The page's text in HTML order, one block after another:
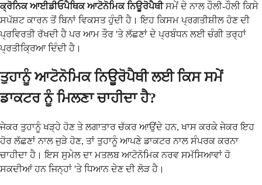
ਕ੍ਰੋਨਿਕ ਆਈਡੀਓਪੈਥਿਕ ਆਟੋਨੋਮਿਕ ਨਿਊਰੋਪੈਥੀਸਮੇਂ ਦੇ ਨਾਲ ਹੌਲੀ-ਹੌਲੀ ਕਿਸੇ
ਸਪੱਸ਼ਟ ਕਾਰਨ ਤੋਂ ਬਿਨਾਂ ਵਿਕਸਤ ਹੁੰਦੀ ਹੈ। ਇਹ ਕਿਸਮ ਪ੍ਰਗਤੀਸ਼ੀਲ ਹੋਣ ਦੀ
ਪ੍ਰਵਿਰਤੀ ਰੱਖਦੀ ਹੈ ਪਰ ਆਮ ਤੌਰ 'ਤੇ ਲੱਛਣਾਂ ਦੇ ਪ੍ਰਬੰਧਨ ਲਈ ਚੰਗੀ ਤਰ੍ਹਾਂ
ਪ੍ਰਤੀਕ੍ਰਿਆ ਦਿੰਦੀ ਹੈ।
ਤੁਹਾਨੂੰ ਆਟੋਨੋਮਿਕ ਨਿਊਰੋਪੈਥੀ ਲਈ ਕਿਸ ਸਮੇਂ
ਡਾਕਟਰ ਨੂੰ ਮਿਲਣਾ ਚਾਹੀਦਾ ਹੈ?
ਜੇਕਰ ਤੁਹਾਨੂੰ ਖੜ੍ਹੇ ਹੋਣ ਤੇ ਲਗਾਤਾਰ ਚੱਕਰ ਆਉਂਦੇ ਹਨ, ਖਾਸ ਕਰਕੇ ਜੇਕਰ ਇਹ
ਹੋਰ ਲੱਛਣਾਂ ਨਾਲ ਜੁੜੇ ਹੋਣ, ਤਾਂ ਤੁਹਾਨੂੰ ਆਪਣੇ ਡਾਕਟਰ ਨਾਲ ਸੰਪਰਕ ਕਰਨਾ
ਚਾਹੀਦਾ ਹੈ। ਇਸ ਸੁਮੇਲ ਦਾ ਮਤਲਬ ਆਟੋਨੋਮਿਕ ਨਰਵ ਸਮੱਸਿਆਵਾਂ ਹੋ
ਸਕਦੀਆਂ ਹਨ ਜਿਨ੍ਹਾਂ 'ਤੇ ਧਿਆਨ ਦੇਣ ਦੀ ਲੋੜ ਹੈ।